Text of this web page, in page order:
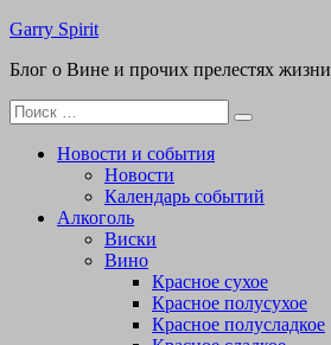
Перейти
содержимому
Garry Spirit
Блог о Вине и прочих прелестях жизни
Поиск
для:
Новости и события
Новости
Календарь событий
Алкоголь
Виски
Вино
Красное сухое
Красное полусухое
Красное полусладкое